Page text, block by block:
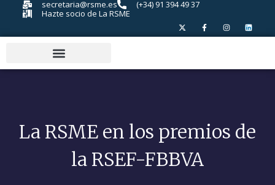
secretaria@rsme.es
(+34) 91 394 49 37
Hazte socio de La RSME
La RSME en los premios de
la RSEF-FBBVA